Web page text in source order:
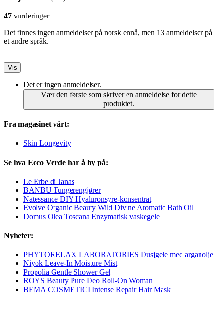
47 vurderinger
Det finnes ingen anmeldelser på norsk ennå, men 13 anmeldelser på
et andre språk.
Vis
Det er ingen anmeldelser.
Vær den første som skriver en anmeldelse for dette
produktet.
Fra magasinet vårt:
Skin Longevity
Se hva Ecco Verde har å by på:
Le Erbe di Janas
BANBU Tungerengjører
Natessance DIY Hyaluronsyre-konsentrat
Evolve Organic Beauty Wild Divine Aromatic Bath Oil
Domus Olea Toscana Enzymatisk vaskegele
Nyheter:
PHYTORELAX LABORATORIES Dusjgele med arganolje
Niyok Leave-In Moisture Mist
Propolia Gentle Shower Gel
ROYS Beauty Pure Deo Roll-On Woman
BEMA COSMETICI Intense Repair Hair Mask